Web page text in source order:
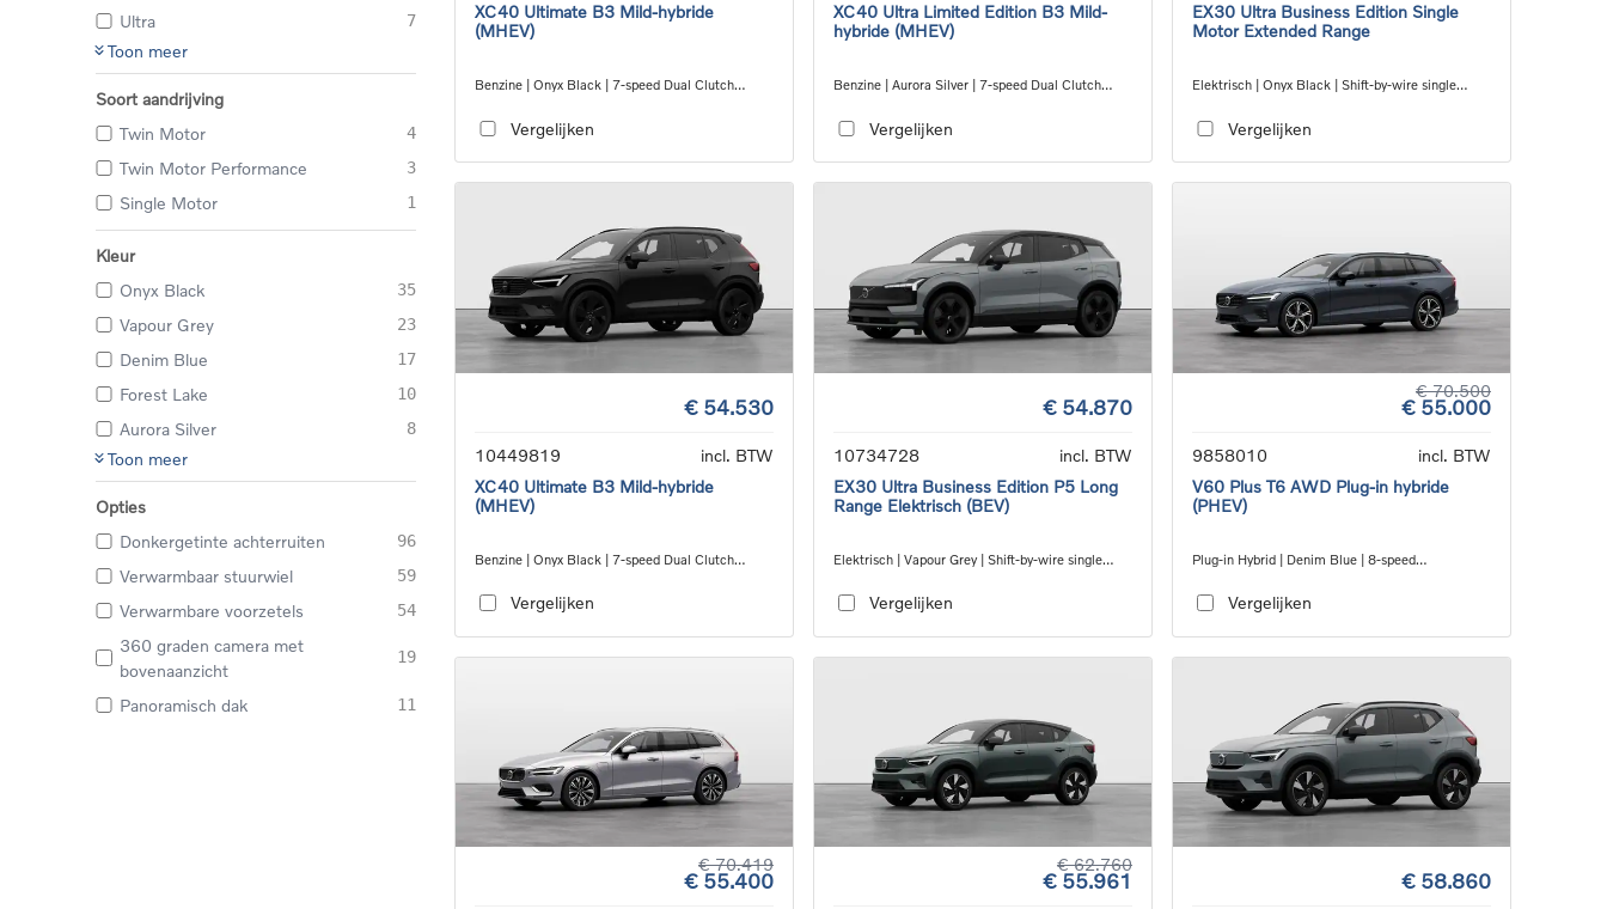
Ultra 7
Toon meer
Soort aandrijving
Twin Motor
4
Twin Motor Performance 3
Single Motor 1
Kleur
Onyx Black
35
Vapour Grey 23
Denim Blue 17
Forest Lake 10
Aurora Silver 8
Toon meer
Opties
Donkergetinte achterruiten
96
Verwarmbaar stuurwiel 59
Verwarmbare voorzetels 54
360 graden camera met
bovenaanzicht
19
Panoramisch dak 11
XC40 Ultimate B3 Mild-hybride
(MHEV)
Benzine | Onyx Black | 7-speed Dual Clutch
Vergelijken
XC40 Ultra Limited Edition B3 Mild-
hybride (MHEV)
Benzine | Aurora Silver | 7-speed Dual Clutch
Vergelijken
EX30 Ultra Business Edition Single
Motor Extended Range
Elektrisch | Onyx Black | Shift-by-wire single
Vergelijken
€ 54.530
10449819
incl. BTW
XC40 Ultimate B3 Mild-hybride
(MHEV)
Benzine | Onyx Black | 7-speed Dual Clutch
Vergelijken
€ 54.870
10734728
incl. BTW
EX30 Ultra Business Edition P5 Long
Range Elektrisch (BEV)
Elektrisch | Vapour Grey | Shift-by-wire single
Vergelijken
€ 70.500
€ 55.000
9858010
incl. BTW
V60 Plus T6 AWD Plug-in hybride
(PHEV)
Plug-in Hybrid | Denim Blue | 8-speed
Vergelijken
€ 70.419
€ 55.400
€ 62.760
€ 55.961 € 58.860